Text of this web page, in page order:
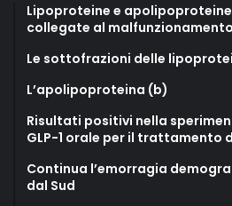
Lipoproteine e
collegate al malfunzionamento
Le sottofrazioni delle
L’apolipoproteina (b)
Risultati positivi nella
GLP-1 orale per il trattamento
Continua l’emorragia
dal Sud